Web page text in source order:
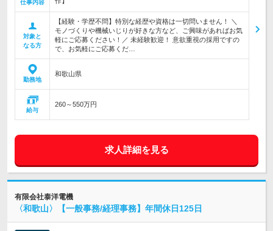
仕事内容
対象と
なる方
【経験・学歴不問】特別な経歴や資格は一切問いません！ ＼
モノづくりや機械いじりが好きな方など、ご興味があればお気
軽にご応募ください！／ 未経験歓迎！ 意欲重視の採用ですの
で、お気軽にご応募くだ…
勤務地
和歌山県
給与
260～550万円
求人詳細を見る
有限会社泰洋電機
〈和歌山〉【一般事務/経理事務】年間休日125日